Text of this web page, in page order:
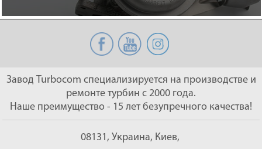
Завод Turbocom специализируется на производстве и
ремонте турбин с 2000 года.
Наше преимущество - 15 лет безупречного качества!
08131, Украина, Киев,